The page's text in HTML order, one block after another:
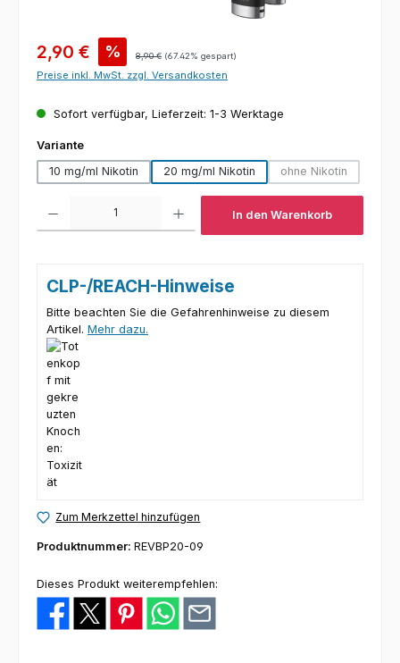
Verkaufspreis:
2,90 € % Regulärer Preis:
8,90 € (67.42% gespart)
Preise inkl. MwSt. zzgl. Versandkosten
Sofort verfügbar, Lieferzeit: 1-3 Werktage
Varianteauswählen
10 mg/ml Nikotin
20 mg/ml Nikotin ohne Nikotin
(Diese Option
In den Warenkorb
CLP-/REACH-Hinweise
Bitte beachten Sie die Gefahrenhinweise zu diesem
Artikel. Mehr dazu.
Zum Merkzettel hinzufügen
Produktnummer: REVBP20-09
Dieses Produkt weiterempfehlen: